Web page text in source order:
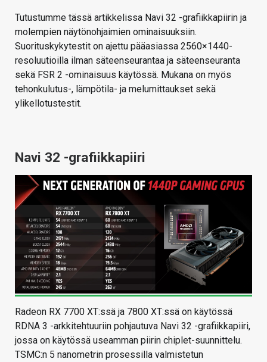
Tutustumme tässä artikkelissa Navi 32 -grafiikkapiirin ja
molempien näytönohjaimien ominaisuuksiin.
Suorituskykytestit on ajettu pääasiassa 2560×1440-
resoluutioilla ilman säteenseurantaa ja säteenseuranta
sekä FSR 2 -ominaisuus käytössä. Mukana on myös
tehonkulutus-, lämpötila- ja melumittaukset sekä
ylikellotustestit.
Navi 32 -grafiikkapiiri
Radeon RX 7700 XT:ssä ja 7800 XT:ssä on käytössä
RDNA 3 -arkkitehtuuriin pohjautuva Navi 32 -grafiikkapiiri,
jossa on käytössä useamman piirin chiplet-suunnittelu.
TSMC:n 5 nanometrin prosessilla valmistetun